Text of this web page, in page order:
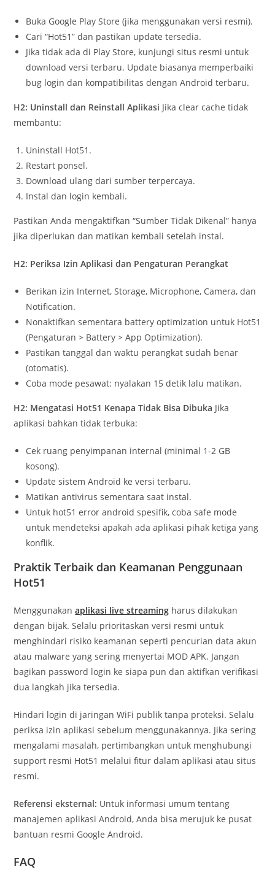
Buka Google Play Store (jika menggunakan versi resmi).
Cari “Hot51” dan pastikan update tersedia.
Jika tidak ada di Play Store, kunjungi situs resmi untuk
download versi terbaru. Update biasanya memperbaiki
bug login dan kompatibilitas dengan Android terbaru.
H2: Uninstall dan Reinstall Aplikasi Jika clear cache tidak
membantu:
Uninstall Hot51.
Restart ponsel.
Download ulang dari sumber terpercaya.
Instal dan login kembali.
Pastikan Anda mengaktifkan “Sumber Tidak Dikenal” hanya
jika diperlukan dan matikan kembali setelah instal.
H2: Periksa Izin Aplikasi dan Pengaturan Perangkat
Berikan izin Internet, Storage, Microphone, Camera, dan
Notification.
Nonaktifkan sementara battery optimization untuk Hot51
(Pengaturan > Battery > App Optimization).
Pastikan tanggal dan waktu perangkat sudah benar
(otomatis).
Coba mode pesawat: nyalakan 15 detik lalu matikan.
H2: Mengatasi Hot51 Kenapa Tidak Bisa Dibuka Jika
aplikasi bahkan tidak terbuka:
Cek ruang penyimpanan internal (minimal 1-2 GB
kosong).
Update sistem Android ke versi terbaru.
Matikan antivirus sementara saat instal.
Untuk hot51 error android spesifik, coba safe mode
untuk mendeteksi apakah ada aplikasi pihak ketiga yang
konflik.
Praktik Terbaik dan Keamanan Penggunaan
Hot51
Menggunakanaplikasi live streaming harus dilakukan
dengan bijak. Selalu prioritaskan versi resmi untuk
menghindari risiko keamanan seperti pencurian data akun
atau malware yang sering menyertai MOD APK. Jangan
bagikan password login ke siapa pun dan aktifkan verifikasi
dua langkah jika tersedia.
Hindari login di jaringan WiFi publik tanpa proteksi. Selalu
periksa izin aplikasi sebelum menggunakannya. Jika sering
mengalami masalah, pertimbangkan untuk menghubungi
support resmi Hot51 melalui fitur dalam aplikasi atau situs
resmi.
Referensi eksternal: Untuk informasi umum tentang
manajemen aplikasi Android, Anda bisa merujuk ke pusat
bantuan resmi Google Android.
FAQ